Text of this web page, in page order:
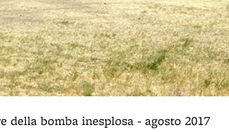
della bomba inesplosa - agosto 2017